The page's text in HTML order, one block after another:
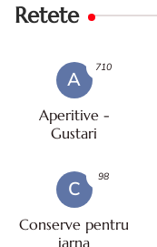
Retete
A
Aperitive -
Gustari
710
C
Conserve pentru
iarna
98